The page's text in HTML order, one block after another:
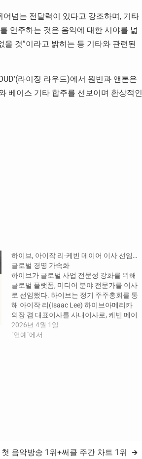
넘는 전달력이 있다고 강조하며, 기타
연주하는 것은 음악에 대한 시야를 넓
것”이라고 밝히는 등 기타와 관련된
라이징 라우드)에서 원빈과 앤톤은
베이스 기타 합주를 선보이며 환상적인
하이브, 아이작 리·케빈 메이어 이사 선임…
글로벌 경영 가속화
하이브가 글로벌 사업 전문성 강화를 위해
글로벌 플랫폼, 미디어 분야 전문가를 이사
로 선임했다. 하이브는 정기 주주총회를 통
해 아이작 리(Isaac Lee) 하이브아메리카
의장 겸 대표이사를 사내이사로, 케빈 메이
어(Kevin Mayer) 전 월트디즈니컴퍼니 선
임 부사장을 기타비상무이사로 각각 선임
2026년 4월 1일
"연예"에서
음악방송 1위+써클 주간 차트 1위